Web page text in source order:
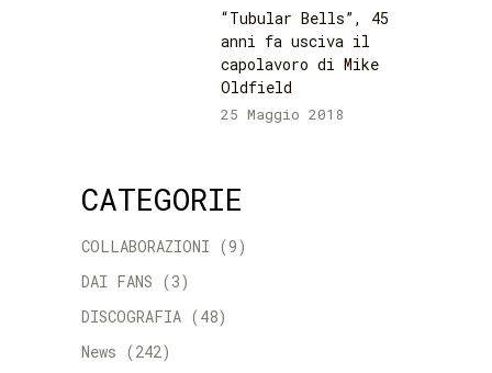
“Tubular Bells”, 45
anni fa usciva il
capolavoro di Mike
Oldfield
25 Maggio 2018
CATEGORIE
COLLABORAZIONI (9)
DAI FANS (3)
DISCOGRAFIA (48)
News (242)